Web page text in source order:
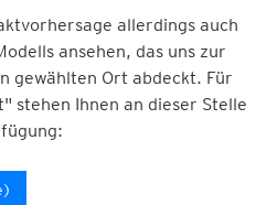
allerdings auch
ansehen, das uns zur
gewählten Ort abdeckt. Für
stehen Ihnen an dieser Stelle